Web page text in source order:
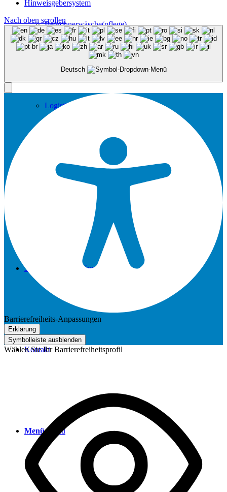
Bewohnerwäsche(pflege)
Logistik
30 Jahre Heinzelmännchen
Kontakt
Menü Menü
Hinweisgebersystem
Nach oben scrollen
Deutsch
Barrierefreiheits-Anpassungen
Erklärung
Symbolleiste ausblenden
Wählen Sie Ihr Barrierefreiheitsprofil